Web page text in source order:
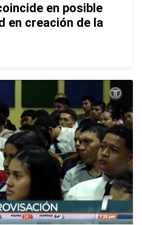
en posible
en creación de la